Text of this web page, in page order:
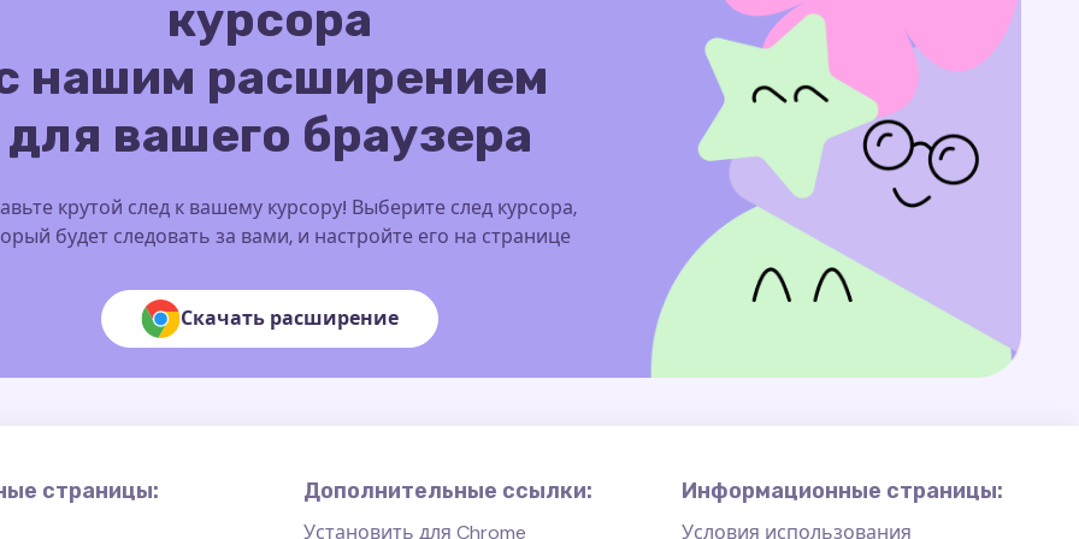
курсора
нашим расширением
для вашего браузера
крутой след к вашему курсору! Выберите след курсора,
будет следовать за вами, и настройте его на странице
Скачать расширение
страницы: Дополнительные ссылки:
Установить для Chrome
Информационные страницы:
Условия использования